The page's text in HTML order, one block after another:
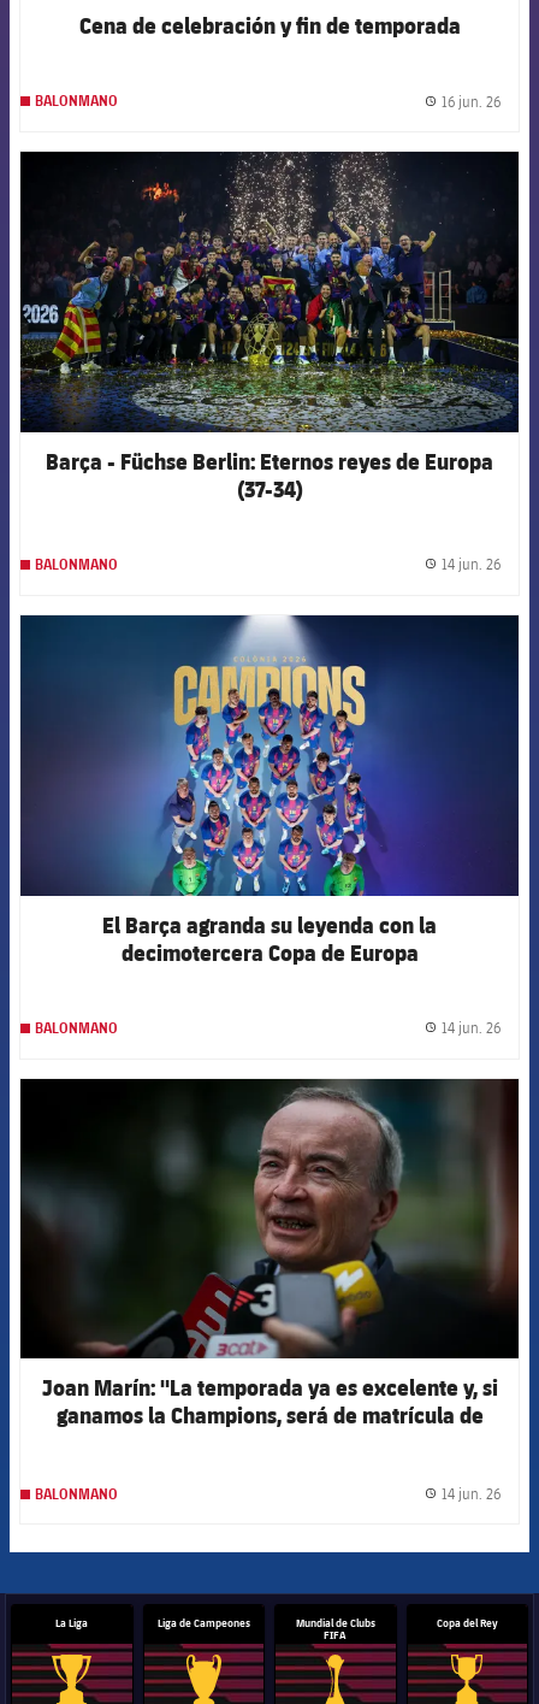
Cena de celebración y fin de temporada
BALONMANO 16 jun. 26
FCB Barcelona badge
Barça - Füchse Berlin: Eternos reyes de Europa
(37-34)
BALONMANO 14 jun. 26
FCB Barcelona badge
El Barça agranda su leyenda con la
decimotercera Copa de Europa
BALONMANO 14 jun. 26
FCB Barcelona badge
Joan Marín: "La temporada ya es excelente y, si
ganamos la Champions, será de matrícula de
BALONMANO 14 jun. 26
La Liga Liga de Campeones
Mundial de Clubs
FIFA
Copa del Rey